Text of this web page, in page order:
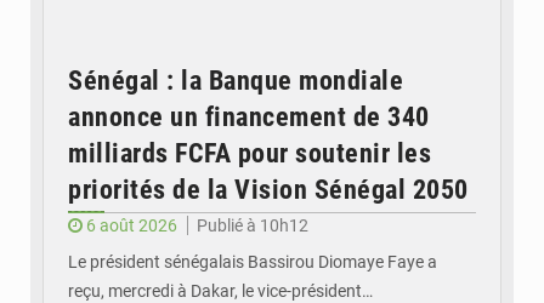
Sénégal : la Banque mondiale
annonce un financement de 340
milliards FCFA pour soutenir les
priorités de la Vision Sénégal 2050
6 août 2026
Publié à 10h12
Le président sénégalais Bassirou Diomaye Faye a
reçu, mercredi à Dakar, le vice-président…